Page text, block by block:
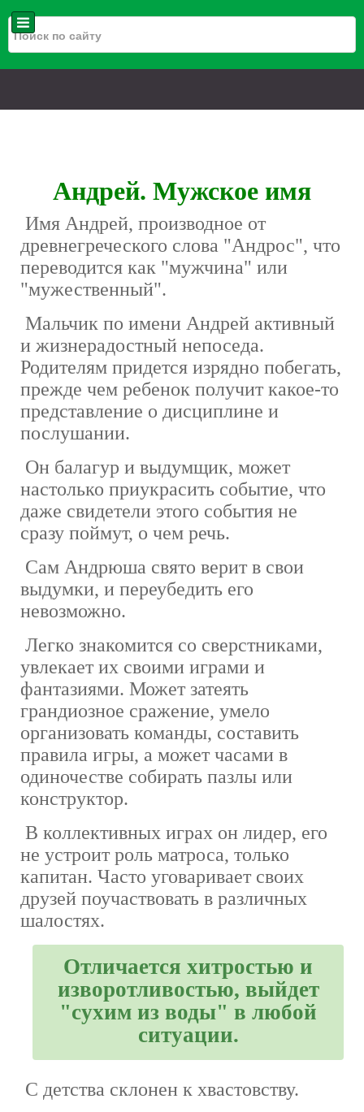
Андрей. Мужское имя
Имя Андрей, производное от
древнегреческого слова "Андрос", что
переводится как "мужчина" или
"мужественный".
Мальчик по имени Андрей активный
и жизнерадостный непоседа.
Родителям придется изрядно побегать,
прежде чем ребенок получит какое-то
представление о дисциплине и
послушании.
Он балагур и выдумщик, может
настолько приукрасить событие, что
даже свидетели этого события не
сразу поймут, о чем речь.
Сам Андрюша свято верит в свои
выдумки, и переубедить его
невозможно.
Легко знакомится со сверстниками,
увлекает их своими играми и
фантазиями. Может затеять
грандиозное сражение, умело
организовать команды, составить
правила игры, а может часами в
одиночестве собирать пазлы или
конструктор.
В коллективных играх он лидер, его
не устроит роль матроса, только
капитан. Часто уговаривает своих
друзей поучаствовать в различных
шалостях.
Отличается хитростью и
изворотливостью, выйдет
"сухим из воды" в любой
ситуации.
С детства склонен к хвастовству.